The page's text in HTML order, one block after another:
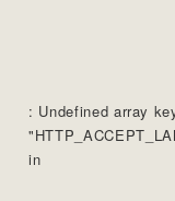
: Undefined array
in